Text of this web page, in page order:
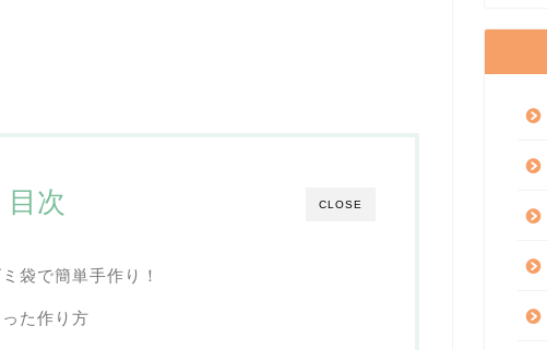
CLOSE
目次
袋で簡単手作り！
た作り方